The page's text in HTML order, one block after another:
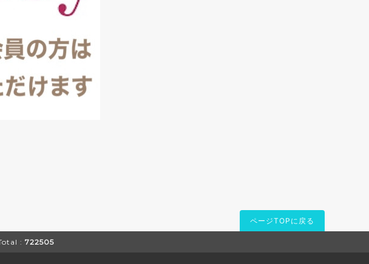
ページTOPに戻る
: 722505